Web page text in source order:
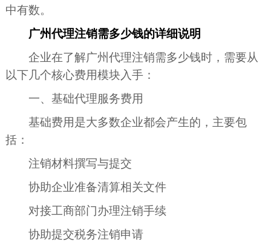
中有数。
广州代理注销需多少钱的详细说明
企业在了解广州代理注销需多少钱时，需要从
以下几个核心费用模块入手：
一、基础代理服务费用
基础费用是大多数企业都会产生的，主要包
括：
注销材料撰写与提交
协助企业准备清算相关文件
对接工商部门办理注销手续
协助提交税务注销申请